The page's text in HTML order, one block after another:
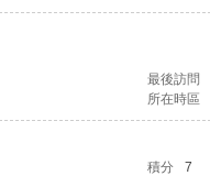
最後訪問
所在時區
積分 7